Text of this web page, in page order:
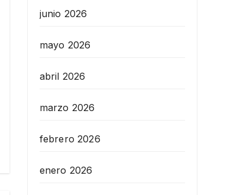
junio 2026
mayo 2026
abril 2026
marzo 2026
febrero 2026
enero 2026